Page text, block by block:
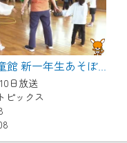
【東郷】中部児童館 新一年生あそぼう会
日放送
ピックス
ません。